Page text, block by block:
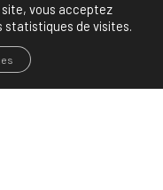
vous acceptez
statistiques de visites.